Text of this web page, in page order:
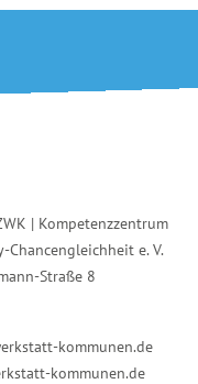
| Kompetenzzentrum
Chancengleichheit e. V.
Straße 8
kommunen.de
kommunen.de